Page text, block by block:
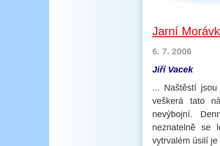
Jarní
6. 7. 2006
Jiří Vacek
... Naštěstí
veškerá tato
nevýbojní.
neznatelně se
vytrvalém úsilí